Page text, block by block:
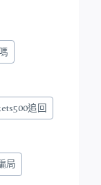
追回
局